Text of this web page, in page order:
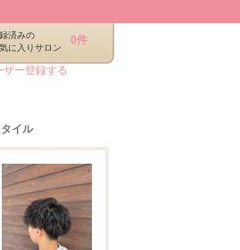
済みの
に入りサロン
0件
ザー登録する
イル